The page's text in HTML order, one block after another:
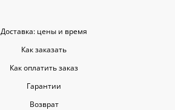
Доставка: цены и время
Как заказать
Как оплатить заказ
Гарантии
Возврат